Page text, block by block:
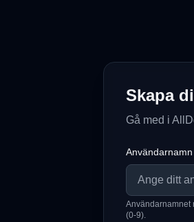
Skapa
Gå med i
Användarnamn
Användarnamnet
(0-9).